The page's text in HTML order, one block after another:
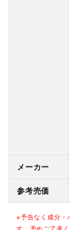
メーカー
参考売価
※予告なく成分・